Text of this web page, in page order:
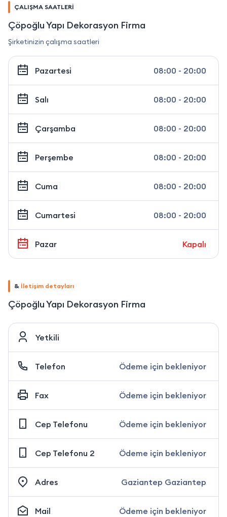
ÇALIŞMA SAATLERİ
Çöpoğlu Yapı Dekorasyon Firma
Şirketinizin çalışma saatleri
Pazartesi 08:00 - 20:00
Salı 08:00 - 20:00
Çarşamba 08:00 - 20:00
Perşembe 08:00 - 20:00
Cuma 08:00 - 20:00
Cumartesi 08:00 - 20:00
Pazar Kapalı
& İletişim detayları
Çöpoğlu Yapı Dekorasyon Firma
Yetkili
Telefon Ödeme için bekleniyor
Fax Ödeme için bekleniyor
Cep Telefonu Ödeme için bekleniyor
Cep Telefonu 2 Ödeme için bekleniyor
Adres Gaziantep Gaziantep
Mail Ödeme için bekleniyor